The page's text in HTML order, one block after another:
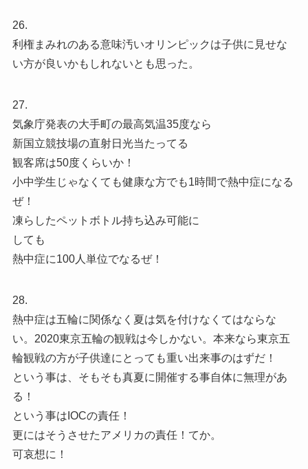
26.
利権まみれのある意味汚いオリンピックは子供に見せな
い方が良いかもしれないとも思った。
27.
気象庁発表の大手町の最高気温35度なら
新国立競技場の直射日光当たってる
観客席は50度くらいか！
小中学生じゃなくても健康な方でも1時間で熱中症になる
ぜ！
凍らしたペットボトル持ち込み可能に
しても
熱中症に100人単位でなるぜ！
28.
熱中症は五輪に関係なく夏は気を付けなくてはならな
い。2020東京五輪の観戦は今しかない。本来なら東京五
輪観戦の方が子供達にとっても重い出来事のはずだ！
という事は、そもそも真夏に開催する事自体に無理があ
る！
という事はIOCの責任！
更にはそうさせたアメリカの責任！てか。
可哀想に！